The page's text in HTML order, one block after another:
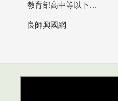
教育部高中等以下學校及幼兒園教師資格檢定考試
良師興國網